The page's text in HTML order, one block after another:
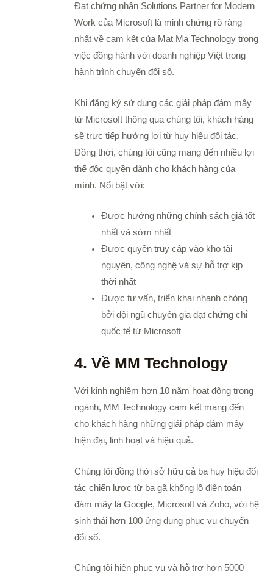
Đạt chứng nhận Solutions Partner for Modern
Work của Microsoft là minh chứng rõ ràng
nhất về cam kết của Mat Ma Technology trong
việc đồng hành với doanh nghiệp Việt trong
hành trình chuyển đổi số.
Khi đăng ký sử dụng các giải pháp đám mây
từ Microsoft thông qua chúng tôi, khách hàng
sẽ trực tiếp hưởng lợi từ huy hiệu đối tác.
Đồng thời, chúng tôi cũng mang đến nhiều lợi
thế độc quyền dành cho khách hàng của
mình. Nổi bật với:
Được hưởng những chính sách giá tốt
nhất và sớm nhất
Được quyền truy cập vào kho tài
nguyên, công nghệ và sự hỗ trợ kịp
thời nhất
Được tư vấn, triển khai nhanh chóng
bởi đội ngũ chuyên gia đạt chứng chỉ
quốc tế từ Microsoft
4. Về MM Technology
Với kinh nghiệm hơn 10 năm hoạt động trong
ngành, MM Technology cam kết mang đến
cho khách hàng những giải pháp đám mây
hiện đại, linh hoạt và hiệu quả.
Chúng tôi đồng thời sở hữu cả ba huy hiệu đối
tác chiến lược từ ba gã khổng lồ điện toán
đám mây là Google, Microsoft và Zoho, với hệ
sinh thái hơn 100 ứng dụng phục vụ chuyển
đổi số.
Chúng tôi hiện phục vụ và hỗ trợ hơn 5000